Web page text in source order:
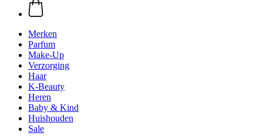
Merken
Parfum
Make-Up
Verzorging
Haar
K-Beauty
Heren
Baby & Kind
Huishouden
Sale